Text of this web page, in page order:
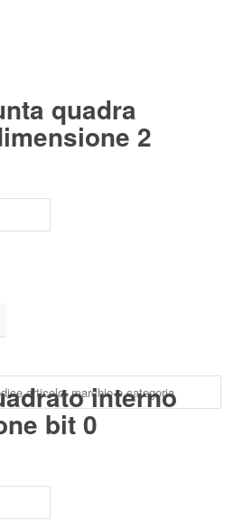
quadra
2
interno
bit 0